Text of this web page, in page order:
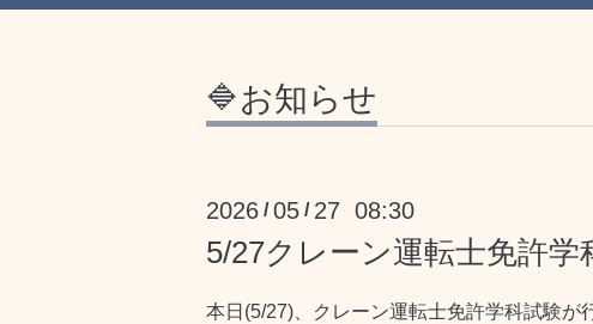
🔷お知らせ
2026 /05 / 27 08:30
5/27クレーン運転士免許学
本日(5/27)、クレーン運転士免許学科試験が